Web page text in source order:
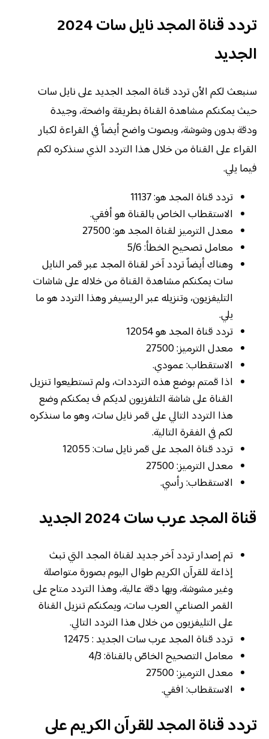
تردد قناة المجد نايل سات 2024
الجديد
سنبعث لكم الأن تردد قناة المجد الجديد على نايل سات
حيث يمكنكم مشاهدة القناة بطريقة واضحة، وجيدة
ودقة بدون وشوشة، وبصوت واضح أيضاً في القراءة لكبار
القراء على القناة من خلال هذا التردد الذي سنذكره لكم
فيما يلي.
تردد قناة المجد هو: 11137
الاستقطاب الخاص بالقناة هو أفقي.
معدل الترميز لقناة المجد هو: 27500
معامل تصحيح الخطأ: 5/6
وهناك أيضاً تردد آخر لقناة المجد عبر قمر النايل
سات يمكنكم مشاهدة القناة من خلاله على شاشات
التليفزيون، وتنزيله عبر الريسيفر وهذا التردد هو ما
يلي.
تردد قناة المجد هو 12054
معدل الترميز: 27500
الاستقطاب: عمودي.
اذا قمتم بوضع هذه الترددات، ولم تستطيعوا تنزيل
القناة على شاشة التلفزيون لديكم ف يمكنكم وضع
هذا التردد التالي على قمر نايل سات، وهو ما سنذكره
لكم في الفقرة التالية.
تردد قناة المجد على قمر نايل سات: 12055
معدل الترميز: 27500
الاستقطاب: رأسي.
قناة المجد عرب سات 2024 الجديد
تم إصدار تردد آخر جديد لقناة المجد التي تبث
إذاعة للقرآن الكريم طوال اليوم بصورة متواصلة
وغير مشوشة، وبها دقة عالية، وهذا التردد متاح على
القمر الصناعي العرب سات، ويمكنكم تنزيل القناة
على التليفزيون من خلال هذا التردد التالي.
تردد قناة المجد عرب سات الجديد : 12475
معامل التصحيح الخاصّ بالقناة: 4/3
معدل الترميز: 27500
الاستقطاب: افقي.
تردد قناة المجد للقرآن الكريم على